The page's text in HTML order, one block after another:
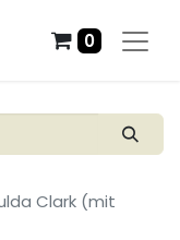
0
Clark (mit